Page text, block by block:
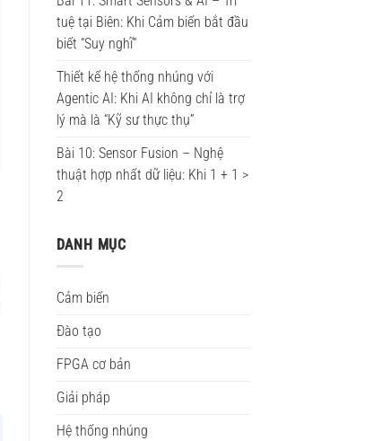
tuệ tại Biên: Khi Cảm biến bắt đầu
biết “Suy nghĩ”
Thiết kế hệ thống nhúng với
Agentic AI: Khi AI không chỉ là trợ
lý mà là “Kỹ sư thực thụ”
Bài 10: Sensor Fusion – Nghệ
thuật hợp nhất dữ liệu: Khi 1 + 1 >
2
DANH MỤC
Cảm biến
Đào tạo
FPGA cơ bản
Giải pháp
Hệ thống nhúng